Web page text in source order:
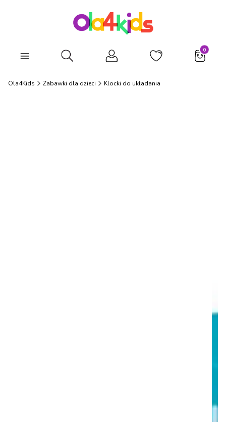
Otwórz wyszukiwarkę
Ola4Kids Zabawki dla dzieci Klocki do układania